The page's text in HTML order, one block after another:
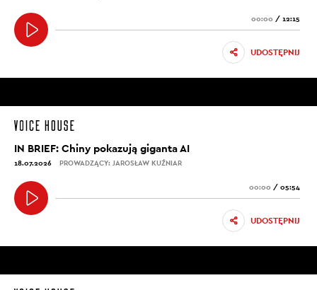
00:00 / 12:15
UDOSTĘPNIJ
IN BRIEF: Chiny pokazują giganta AI
18.07.2026 PROWADZĄCY: JAROSŁAW KUŹNIAR
00:00 / 05:54
UDOSTĘPNIJ